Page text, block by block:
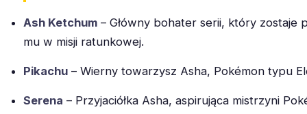
Ash Ketchum – Główny bohater serii, który zostaje
mu w misji ratunkowej.
Pikachu – Wierny towarzysz Asha, Pokémon typu
Serena – Przyjaciółka Asha, aspirująca mistrzyni